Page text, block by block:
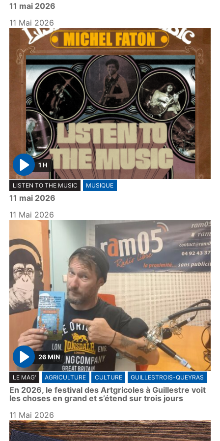
a
y
11 mai 2026
11 Mai 2026
P
l
a
y
1 H
LISTEN TO THE MUSIC MUSIQUE
11 mai 2026
11 Mai 2026
P
l
a
y
26 MIN
LE MAG' AGRICULTURE CULTURE GUILLESTROIS-QUEYRAS
En 2026, le festival des Artgricoles à Guillestre voit
les choses en grand et s’étend sur trois jours
11 Mai 2026